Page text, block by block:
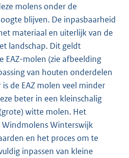
molens onder de
blijven. De inpasbaarheid
materiaal en uiterlijk van de
landschap. Dit geldt
EAZ-molen (zie afbeelding
van houten onderdelen
de EAZ molen veel minder
beter in een kleinschalig
witte molen. Het
Winterswijk
en het proces om te
inpassen van kleine